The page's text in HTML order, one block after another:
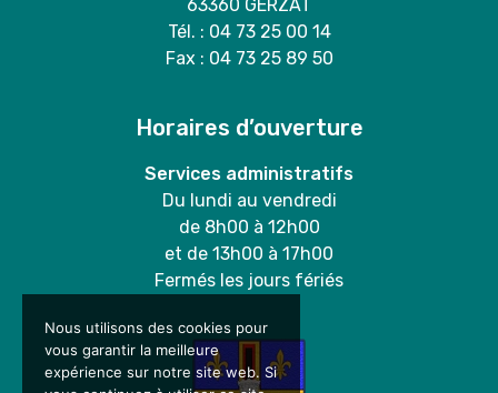
63360 GERZAT
Tél. : 04 73 25 00 14
Fax : 04 73 25 89 50
Horaires d’ouverture
Services administratifs
Du lundi au vendredi
de 8h00 à 12h00
et de 13h00 à 17h00
Fermés les jours fériés
Nous utilisons des cookies pour
vous garantir la meilleure
expérience sur notre site web. Si